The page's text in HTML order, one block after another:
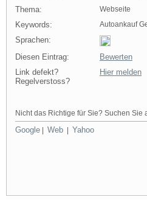
Thema: Webseite
Keywords: Autoankauf
Sprachen:
Diesen Eintrag:
Bewerten
Link defekt?
Regelverstoss?
Hier melden
Nicht das Richtige für Sie? Suchen Sie
Google Web Yahoo